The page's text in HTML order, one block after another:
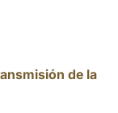
de la